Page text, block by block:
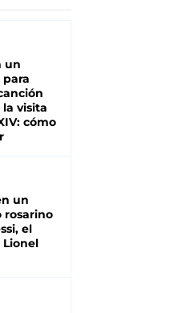
un
para
visita
cómo
un
rosarino
el
Lionel